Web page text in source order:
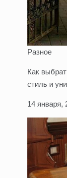
Разное
Как
стиль и
14 января,